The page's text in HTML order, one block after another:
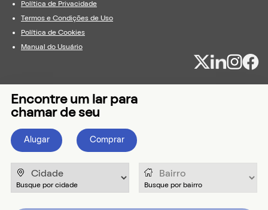
Política de Privacidade
Termos e Condições de Uso
Política de Cookies
Manual do Usuário
Encontre um lar para
chamar de seu
Alugar Comprar